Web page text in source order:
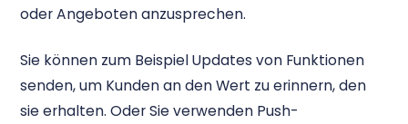
oder Angeboten anzusprechen.
Sie können zum Beispiel Updates von Funktionen
senden, um Kunden an den Wert zu erinnern, den
sie erhalten. Oder Sie verwenden Push-